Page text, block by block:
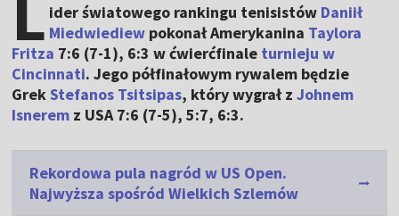
ider światowego rankingu tenisistów Daniił
Miedwiediew pokonał Amerykanina Taylora
Fritza 7:6 (7-1), 6:3 w ćwierćfinale turnieju w
Cincinnati. Jego półfinałowym rywalem będzie
GrekStefanos Tsitsipas, który wygrał zJohnem
Isnerem z USA 7:6 (7-5), 5:7, 6:3.
Rekordowa pula nagród w US Open.
Najwyższa spośród Wielkich Szlemów